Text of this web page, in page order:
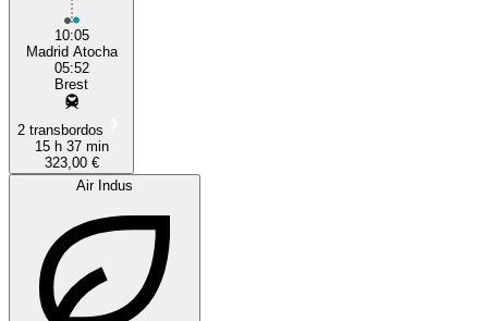
10:05
Madrid Atocha
05:52
Brest
2 transbordos
15 h 37 min
323,00 €
Air Indus